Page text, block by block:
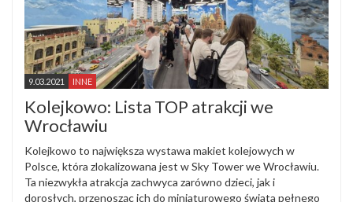
9.03.2021 INNE
Kolejkowo: Lista TOP atrakcji we
Wrocławiu
Kolejkowo to największa wystawa makiet kolejowych w
Polsce, która zlokalizowana jest w Sky Tower we Wrocławiu.
Ta niezwykła atrakcja zachwyca zarówno dzieci, jak i
dorosłych, przenosząc ich do miniaturowego świata pełnego